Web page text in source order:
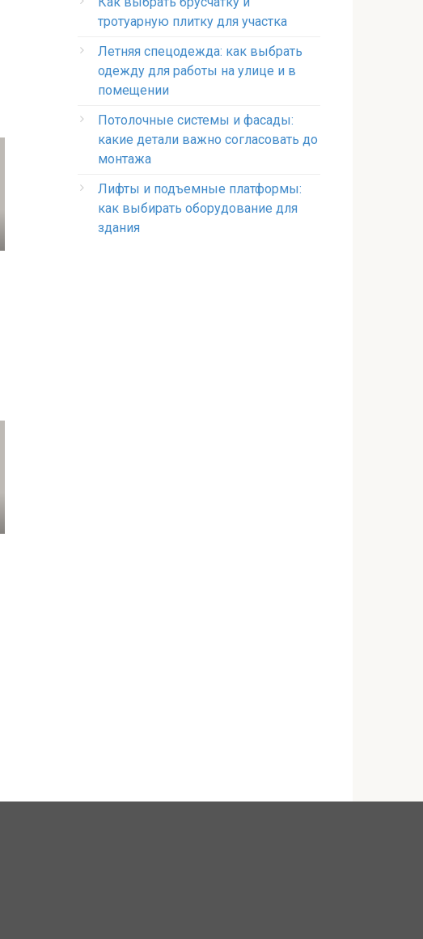
тротуарную плитку для участка
Летняя спецодежда: как выбрать
одежду для работы на улице и в
помещении
Потолочные системы и фасады:
какие детали важно согласовать до
монтажа
Лифты и подъемные платформы:
как выбирать оборудование для
здания